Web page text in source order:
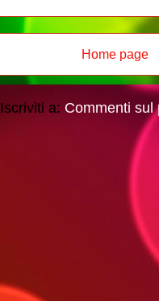
Home page
Iscriviti a: Commenti sul